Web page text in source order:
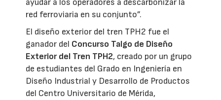
ayudar a los operadores a descarbonizar la
red ferroviaria en su conjunto”.
El diseño exterior del tren TPH2 fue el
ganador del Concurso Talgo de Diseño
Exterior del Tren TPH2, creado por un grupo
de estudiantes del Grado en Ingeniería en
Diseño Industrial y Desarrollo de Productos
del Centro Universitario de Mérida,